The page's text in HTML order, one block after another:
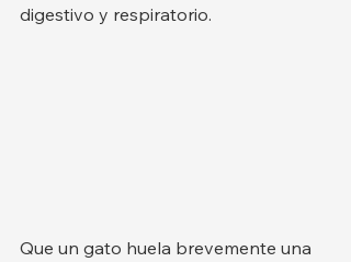
digestivo y respiratorio.
Que un gato huela brevemente una